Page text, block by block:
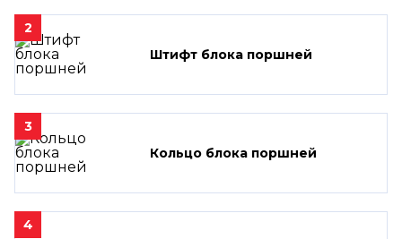
2
Штифт блока поршней
3
Кольцо блока поршней
4